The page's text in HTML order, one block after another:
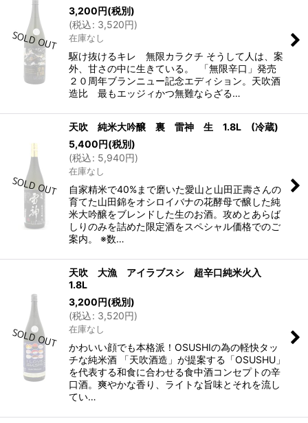
3,200円(税別)
(税込: 3,520円)
在庫なし
駆け抜けるキレ 無限カラクチ そうして人は、案
外、甘さの中に生きている。 「無限辛口」発売
２０周年ブランニュー記念エディション。天吹酒
造比 最もエッジィかつ無難ならざる…
天吹 純米大吟醸 裏 雷神 生 1.8L (冷蔵)
5,400円(税別)
(税込: 5,940円)
在庫なし
自家精米で40%まで磨いた愛山と山田正壽さんの
育てた山田錦をオシロイバナの花酵母で醸した純
米大吟醸をブレンドした生のお酒。攻めとあらば
しりのみを詰めた限定酒をスペシャル価格でのご
案内。 ※数…
天吹 大漁 アイラブスシ 超辛口純米火入
1.8L
3,200円(税別)
(税込: 3,520円)
在庫なし
かわいい顔でも本格派！OSUSHIの為の軽快タッ
チな純米酒 「天吹酒造」が提案する「OSUSHU」
を代表する和食に合わせる食中酒コンセプトの辛
口酒。爽やかな香り、ライトな旨味とそれを流し
てい…